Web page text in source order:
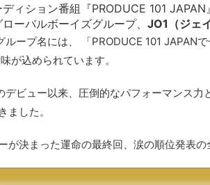
ィション番組『PRODUCE 101
ーバルボーイズグループ、 JO1（ジェ
ループ名には、 「PRODUCE 101
が込められています。
ビュー以来、圧倒的なパフォーマンス
ました。
が決まった運命の最終回、涙の順位発表